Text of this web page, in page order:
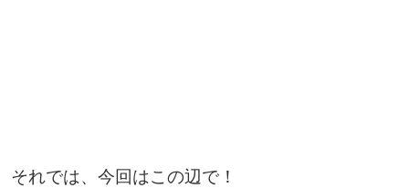
それでは、今回はこの辺で！